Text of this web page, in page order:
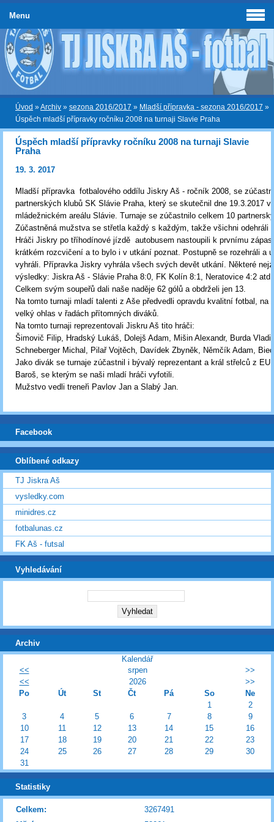
Úvod »Archiv » sezona 2016/2017 » Mladší přípravka - sezona 2016/2017 »
Úspěch mladší přípravky ročníku 2008 na turnaji Slavie Praha
Úspěch mladší přípravky ročníku 2008 na turnaji Slavie
Praha
19. 3. 2017
Mladší přípravka fotbalového oddílu Jiskry Aš - ročník 2008, se
partnerských klubů SK Slávie Praha, který se skutečnil dne 19.3.2017 v
mládežnickém areálu Slávie. Turnaje se zúčastnilo celkem 10
Zúčastněná mužstva se střetla každý s každým, takže všichni odehráli
Hráči Jiskry po tříhodínové jízdě autobusem nastoupili k prvnímu
krátkém rozcvičení a to bylo i v utkání poznat. Postupně se rozehráli a
vyhráli. Přípravka Jiskry vyhrála všech svých devět utkání. Některé
výsledky: Jiskra Aš - Slávie Praha 8:0, FK Kolín 8:1, Neratovice 4:2 atd.
Celkem svým soupeřů dali naše naděje 62 gólů a obdrželi jen 13.
Na tomto turnaji mladí talenti z Aše předvedli opravdu kvalitní fotbal, na
velký ohlas v řadách přítomných diváků.
Na tomto turnaji reprezentovali Jiskru Aš tito hráči:
Šimovič Filip, Hradský Lukáš, Dolejš Adam, Mišin Alexandr, Burda
Schneberger Michal, Pilař Vojtěch, Davídek Zbyněk, Němčík Adam,
Jako divák se turnaje zúčastnil i bývalý reprezentant a král střelců z
Baroš, se kterým se naši mladí hráči vyfotili.
Mužstvo vedli treneři Pavlov Jan a Slabý Jan.
Menu
Facebook
Oblíbené odkazy
TJ Jiskra Aš
vysledky.com
minidres.cz
fotbalunas.cz
FK Aš - futsal
Vyhledávání
Archiv
Kalendář
<<
srpen
>>
<<
2026
>>
Po
Út St Čt Pá So
Ne
1
2
3
4 5 6 7 8
9
10
11 12 13 14 15
16
17
18 19 20 21 22
23
24
25 26 27 28 29
30
31
Statistiky
Celkem:
3267491